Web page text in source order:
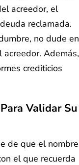
acreedor, el
reclamada.
no dude en
Además,
crediticios
Validar Su
de que el nombre
el que recuerda